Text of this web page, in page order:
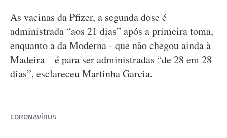
As vacinas da Pfizer, a segunda dose é
administrada “aos 21 dias” após a primeira toma,
enquanto a da Moderna - que não chegou ainda à
Madeira – é para ser administradas “de 28 em 28
dias”, esclareceu Martinha Garcia.
CORONAVÍRUS